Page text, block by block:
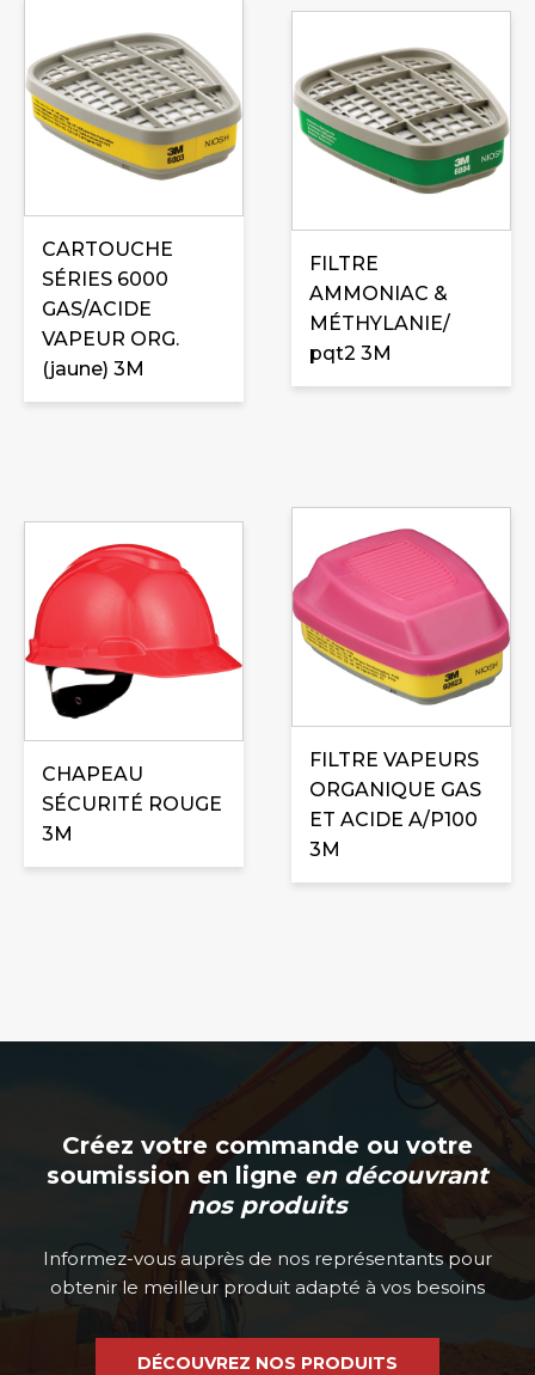
CARTOUCHE
SÉRIES 6000
GAS/ACIDE
VAPEUR ORG.
(jaune) 3M
FILTRE
AMMONIAC &
MÉTHYLANIE/
pqt2 3M
CHAPEAU
SÉCURITÉ ROUGE
3M
FILTRE VAPEURS
ORGANIQUE GAS
ET ACIDE A/P100
3M
Créez votre commande ou votre
soumission en ligne en découvrant
nos produits
Informez-vous auprès de nos représentants pour
obtenir le meilleur produit adapté à vos besoins
DÉCOUVREZ NOS PRODUITS